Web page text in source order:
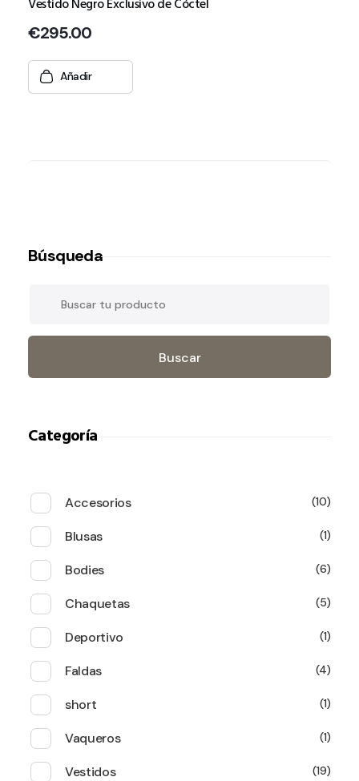
€295.00
Añadir
Búsqueda
Buscar
Categoría
Accesorios 10
Blusas 1
Bodies 6
Chaquetas 5
Deportivo 1
Faldas 4
short 1
Vaqueros 1
Vestidos 19